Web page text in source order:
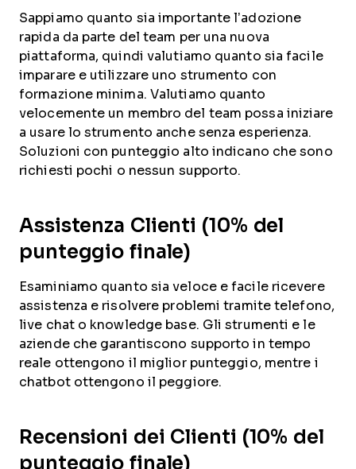
Sappiamo quanto sia importante l’adozione
rapida da parte del team per una nuova
piattaforma, quindi valutiamo quanto sia facile
imparare e utilizzare uno strumento con
formazione minima. Valutiamo quanto
velocemente un membro del team possa iniziare
a usare lo strumento anche senza esperienza.
Soluzioni con punteggio alto indicano che sono
richiesti pochi o nessun supporto.
Assistenza Clienti (10% del
punteggio finale)
Esaminiamo quanto sia veloce e facile ricevere
assistenza e risolvere problemi tramite telefono,
live chat o knowledge base. Gli strumenti e le
aziende che garantiscono supporto in tempo
reale ottengono il miglior punteggio, mentre i
chatbot ottengono il peggiore.
Recensioni dei Clienti (10% del
punteggio finale)